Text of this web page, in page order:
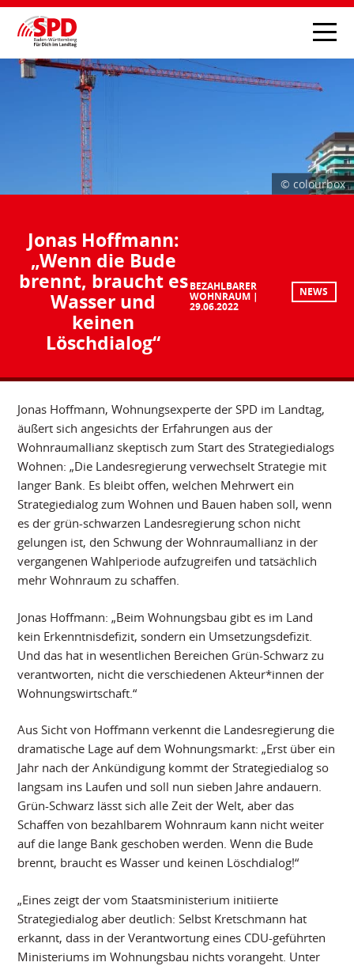
© colourbox
Jonas Hoffmann:
„Wenn die Bude
brennt, braucht es
Wasser und
keinen
Löschdialog“
BEZAHLBARER
WOHNRAUM
29.06.2022
NEWS
Jonas Hoffmann, Wohnungsexperte der SPD im Landtag,
äußert sich angesichts der Erfahrungen aus der
Wohnraumallianz skeptisch zum Start des Strategiedialogs
Wohnen: „Die Landesregierung verwechselt Strategie mit
langer Bank. Es bleibt offen, welchen Mehrwert ein
Strategiedialog zum Wohnen und Bauen haben soll, wenn
es der grün-schwarzen Landesregierung schon nicht
gelungen ist, den Schwung der Wohnraumallianz in der
vergangenen Wahlperiode aufzugreifen und tatsächlich
mehr Wohnraum zu schaffen.
Jonas Hoffmann: „Beim Wohnungsbau gibt es im Land
kein Erkenntnisdefizit, sondern ein Umsetzungsdefizit.
Und das hat in wesentlichen Bereichen Grün-Schwarz zu
verantworten, nicht die verschiedenen Akteur*innen der
Wohnungswirtschaft.“
Aus Sicht von Hoffmann verkennt die Landesregierung die
dramatische Lage auf dem Wohnungsmarkt: „Erst über ein
Jahr nach der Ankündigung kommt der Strategiedialog so
langsam ins Laufen und soll nun sieben Jahre andauern.
Grün-Schwarz lässt sich alle Zeit der Welt, aber das
Schaffen von bezahlbarem Wohnraum kann nicht weiter
auf die lange Bank geschoben werden. Wenn die Bude
brennt, braucht es Wasser und keinen Löschdialog!“
„Eines zeigt der vom Staatsministerium initiierte
Strategiedialog aber deutlich: Selbst Kretschmann hat
erkannt, dass in der Verantwortung eines CDU-geführten
Ministeriums im Wohnungsbau nichts vorangeht. Unter